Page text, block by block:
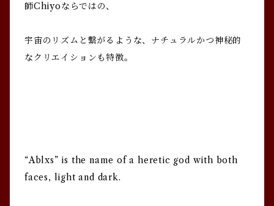
師Chiyoならではの、
宇宙のリズムと繋がるような、ナチュラルかつ神秘的
なクリエイションも特徴。
“Ablxs” is the name of a heretic god with both
faces, light and dark.